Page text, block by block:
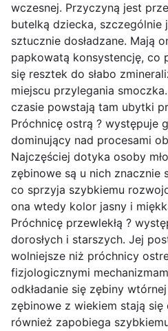
wczesnej. Przyczyną jest
butelką dziecka, szczególnie
sztucznie dosładzane. Mają
papkowatą konsystencję, co
się resztek do słabo
miejscu przylegania
czasie powstają tam ubytki
Próchnicę ostrą ? występuje
dominujący nad procesami
Najczęściej dotyka osoby
zębinowe są u nich znacznie
co sprzyja szybkiemu
ona wtedy kolor jasny i
Próchnicę przewlekłą ?
dorosłych i starszych. Jej
wolniejsze niż próchnicy
fizjologicznymi
odkładanie się zębiny
zębinowe z wiekiem stają się
również zapobiega